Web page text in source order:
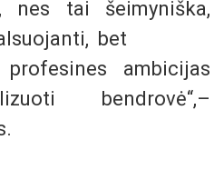
nes tai šeimyniška,
bet
ambicijas
bendrovė“,–